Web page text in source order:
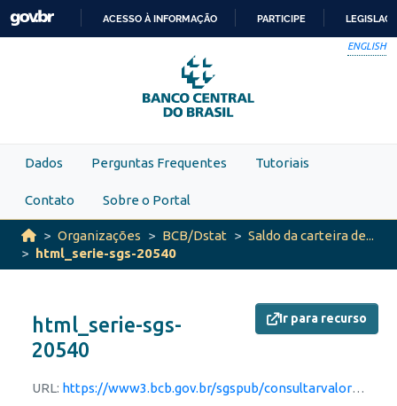
Skip to main content
PARA
O
CONTEÚDO
ACESSO À INFORMAÇÃO PARTICIPE
ENGLISH
Dados Perguntas Frequentes Tutoriais
Contato Sobre o Portal
Organizações BCB/Dstat
Saldo da carteira de...
html_serie-sgs-20540
Ir para recurso
html_serie-sgs-
20540
URL: https://www3.bcb.gov.br/sgspub/consultarvalores/consultarValoresSeries.do?method=consultarGraficoPorId&hdOidSeriesSelecionadas=20540